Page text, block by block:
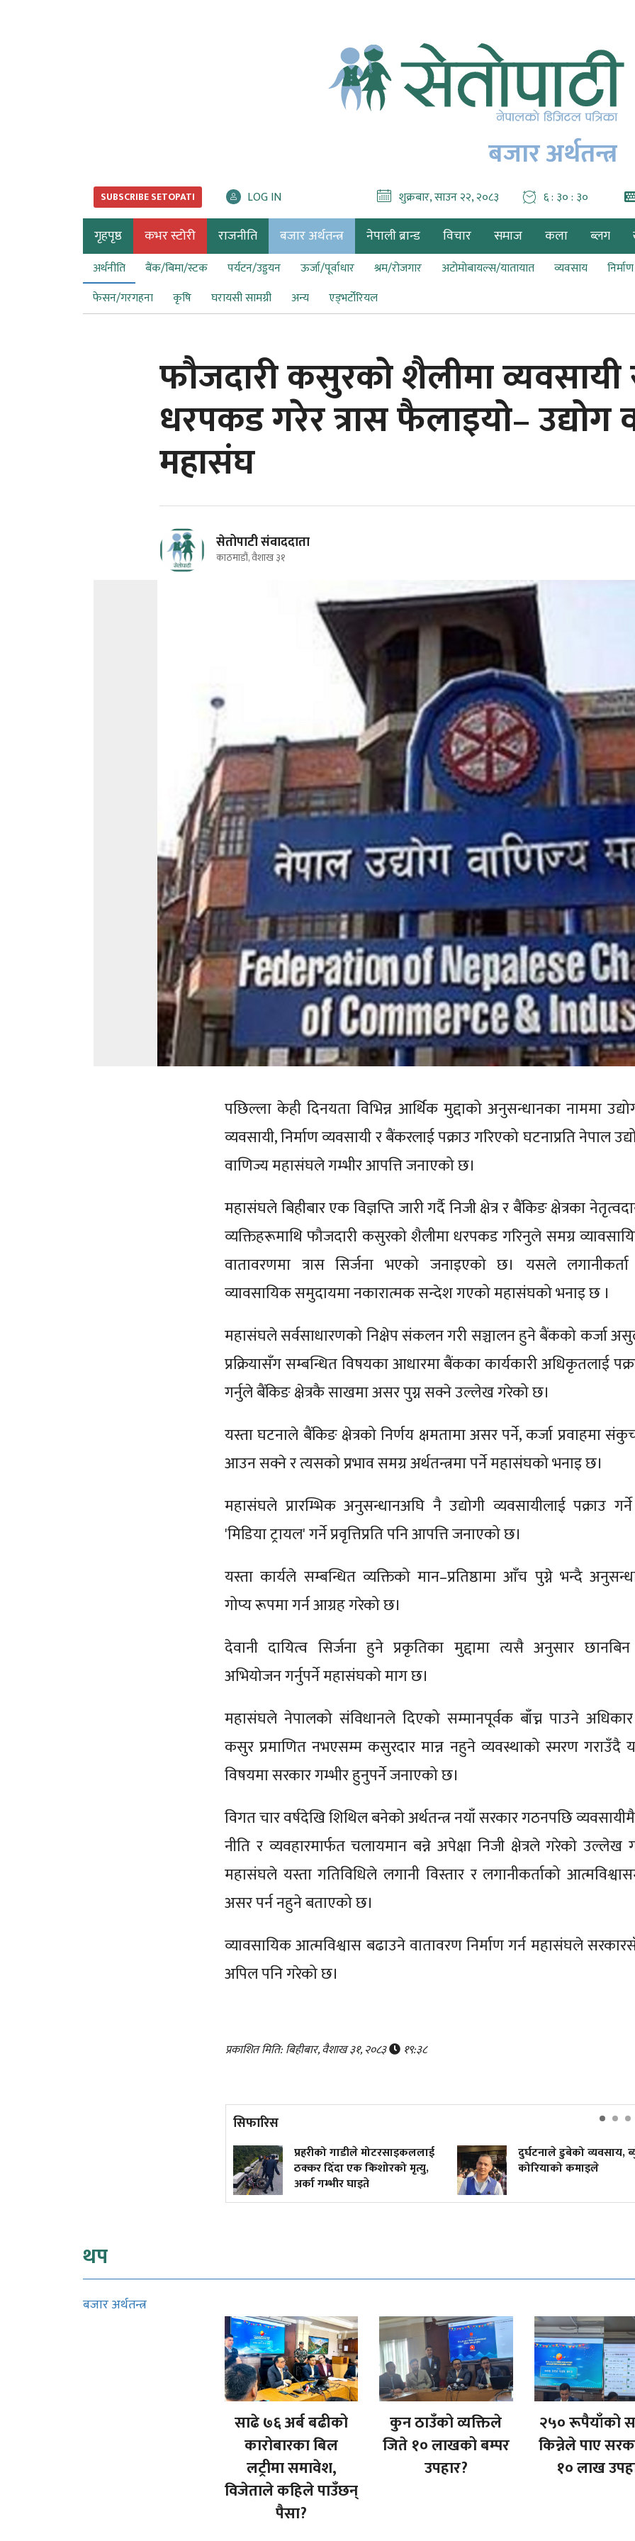
बजार अर्थतन्त्र
SUBSCRIBE SETOPATI LOG IN शुक्रबार, साउन २२, २०८३ ६ : ३० : ३१
गृहपृष्ठ कभर स्टोरी राजनीति बजार अर्थतन्त्र नेपाली ब्रान्ड विचार समाज कला ब्लग
अर्थनीति बैंक/बिमा/स्टक पर्यटन/उड्डयन ऊर्जा/पूर्वाधार श्रम/रोजगार अटोमोबायल्स/यातायात व्यवसाय
फेसन/गरगहना
कृषि घरायसी सामग्री अन्य एड्भर्टोरियल
फौजदारी कसुरको शैलीमा व्यवसायी
धरपकड गरेर त्रास फैलाइयो– उद्योग
महासंघ
सेतोपाटी संवाददाता
काठमाडौं, वैशाख ३१
पछिल्ला केही दिनयता विभिन्न आर्थिक मुद्दाको अनुसन्धानका नाममा
व्यवसायी, निर्माण व्यवसायी र बैंकरलाई पक्राउ गरिएको घटनाप्रति नेपाल
वाणिज्य महासंघले गम्भीर आपत्ति जनाएको छ।
महासंघले बिहीबार एक विज्ञप्ति जारी गर्दै निजी क्षेत्र र बैंकिङ क्षेत्रका
व्यक्तिहरूमाथि फौजदारी कसुरको शैलीमा धरपकड गरिनुले समग्र
वातावरणमा त्रास सिर्जना भएको जनाइएको छ। यसले
व्यावसायिक समुदायमा नकारात्मक सन्देश गएको महासंघको भनाइ छ ।
महासंघले सर्वसाधारणको निक्षेप संकलन गरी सञ्चालन हुने बैंकको कर्जा
प्रक्रियासँग सम्बन्धित विषयका आधारमा बैंकका कार्यकारी अधिकृतलाई
गर्नुले बैंकिङ क्षेत्रकै साखमा असर पुग्न सक्ने उल्लेख गरेको छ।
यस्ता घटनाले बैंकिङ क्षेत्रको निर्णय क्षमतामा असर पर्ने, कर्जा प्रवाहमा
आउन सक्ने र त्यसको प्रभाव समग्र अर्थतन्त्रमा पर्ने महासंघको भनाइ छ।
महासंघले प्रारम्भिक अनुसन्धानअघि नै उद्योगी व्यवसायीलाई पक्राउ
'मिडिया ट्रायल' गर्ने प्रवृत्तिप्रति पनि आपत्ति जनाएको छ।
यस्ता कार्यले सम्बन्धित व्यक्तिको मान–प्रतिष्ठामा आँच पुग्ने भन्दै
गोप्य रूपमा गर्न आग्रह गरेको छ।
देवानी दायित्व सिर्जना हुने प्रकृतिका मुद्दामा त्यसै अनुसार
अभियोजन गर्नुपर्ने महासंघको माग छ।
महासंघले नेपालको संविधानले दिएको सम्मानपूर्वक बाँच्न पाउने
कसुर प्रमाणित नभएसम्म कसुरदार मान्न नहुने व्यवस्थाको स्मरण गराउँदै
विषयमा सरकार गम्भीर हुनुपर्ने जनाएको छ।
विगत चार वर्षदेखि शिथिल बनेको अर्थतन्त्र नयाँ सरकार गठनपछि
नीति र व्यवहारमार्फत चलायमान बन्ने अपेक्षा निजी क्षेत्रले गरेको उल्लेख
महासंघले यस्ता गतिविधिले लगानी विस्तार र लगानीकर्ताको
असर पर्न नहुने बताएको छ।
व्यावसायिक आत्मविश्वास बढाउने वातावरण निर्माण गर्न महासंघले
अपिल पनि गरेको छ।
प्रकाशित मिति: बिहीबार, वैशाख ३१, २०८३ १९:३८
सिफारिस
प्रहरीको गाडीले मोटरसाइकललाई
ठक्कर दिँदा एक किशोरको मृत्यु,
अर्का गम्भीर घाइते
दुर्घटनाले डुबेको व्यवसाय,
कोरियाको कमाइले
थप
बजार अर्थतन्त्र
साढे ७६ अर्ब बढीको
कारोबारका बिल
लट्रीमा समावेश,
विजेताले कहिले पाउँछन्
पैसा?
कुन ठाउँको व्यक्तिले
जिते १० लाखको बम्पर
उपहार?
२५० रूपैयाँको
किन्नेले पाए
१० लाख